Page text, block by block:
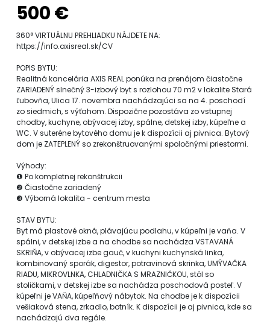
500 €
360° VIRTUÁLNU PREHLIADKU NÁJDETE NA:
https://info.axisreal.sk/CV
POPIS BYTU:
Realitná kancelária AXIS REAL ponúka na prenájom čiastočne
ZARIADENÝ slnečný 3-izbový byt s rozlohou 70 m2 v lokalite Stará
Ľubovňa, Ulica 17. novembra nachádzajúci sa na 4. poschodí
zo siedmich, s výťahom. Dispozične pozostáva zo vstupnej
chodby, kuchyne, obývacej izby, spálne, detskej izby, kúpeľne a
WC. V suteréne bytového domu je k dispozícii aj pivnica. Bytový
dom je ZATEPLENÝ so zrekonštruovanými spoločnými priestormi.
Výhody:
❶ Po kompletnej rekonštrukcii
❷ Čiastočne zariadený
❸ Výborná lokalita - centrum mesta
STAV BYTU:
Byt má plastové okná, plávajúcu podlahu, v kúpeľni je vaňa. V
spálni, v detskej izbe a na chodbe sa nachádza VSTAVANÁ
SKRIŇA, v obývacej izbe gauč, v kuchyni kuchynská linka,
kombinovaný sporák, digestor, potravinová skrinka, UMÝVAČKA
RIADU, MIKROVLNKA, CHLADNIČKA S MRAZNIČKOU, stôl so
stoličkami, v detskej izbe sa nachádza poschodová posteľ. V
kúpeľni je VAŇA, kúpeľňový nábytok. Na chodbe je k dispozícii
vešiaková stena, zrkadlo, botník. K dispozícii je aj pivnica, kde sa
nachádzajú dva regále.